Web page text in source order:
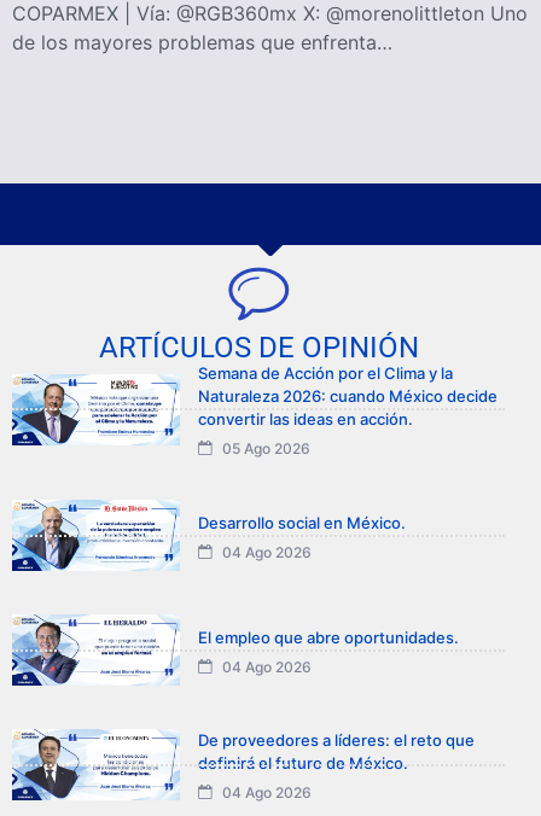
COPARMEX | Vía: @RGB360mx X: @morenolittleton Uno
de los mayores problemas que enfrenta…
ARTÍCULOS DE OPINIÓN
Semana de Acción por el Clima y la
Naturaleza 2026: cuando México decide
convertir las ideas en acción.
05 Ago 2026
Desarrollo social en México.
04 Ago 2026
El empleo que abre oportunidades.
04 Ago 2026
De proveedores a líderes: el reto que
definirá el futuro de México.
04 Ago 2026